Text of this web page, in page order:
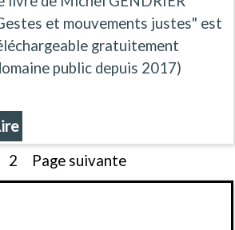
et mouvements justes" est
gratuitement
public depuis 2017)
actuelle :
Aller à la page :
2
Page suivante
mensuels